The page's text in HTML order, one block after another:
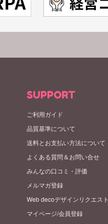
SUPPORT
ご利用ガイド
品質基準について
送料とお支払い方法について
よくある質問＆お問い合せ
みんなの口コミ・評価
メルマガ登録
Web decoデザインリクエスト
マイページ/会員登録